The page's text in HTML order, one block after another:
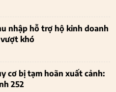
nhập hỗ trợ hộ kinh doanh
khó
cơ bị tạm hoãn xuất cảnh:
252